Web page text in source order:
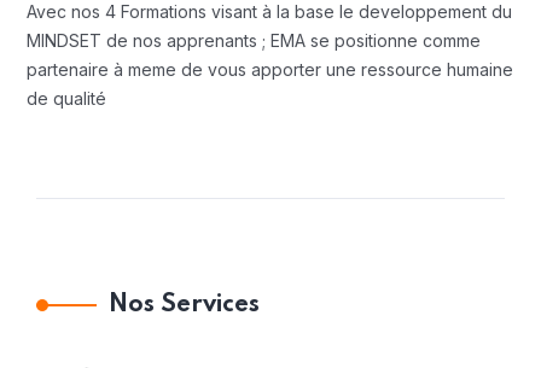
Avec nos 4 Formations visant à la base le developpement du
MINDSET de nos apprenants ; EMA se positionne comme
partenaire à meme de vous apporter une ressource humaine
de qualité
Nos Services